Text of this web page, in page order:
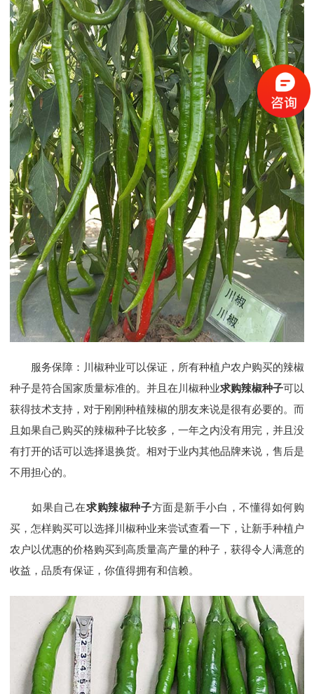
服务保障：川椒种业可以保证，所有种植户农户购买的辣椒
种子是符合国家质量标准的。并且在川椒种业求购辣椒种子可以
获得技术支持，对于刚刚种植辣椒的朋友来说是很有必要的。而
且如果自己购买的辣椒种子比较多，一年之内没有用完，并且没
有打开的话可以选择退换货。相对于业内其他品牌来说，售后是
不用担心的。
如果自己在求购辣椒种子方面是新手小白，不懂得如何购
买，怎样购买可以选择川椒种业来尝试查看一下，让新手种植户
农户以优惠的价格购买到高质量高产量的种子，获得令人满意的
收益，品质有保证，你值得拥有和信赖。